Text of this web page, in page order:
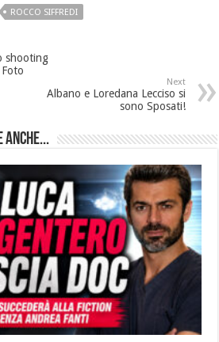
ROCCO SIFFREDI
shooting
Next
Albano e Loredana Lecciso si
sono Sposati!